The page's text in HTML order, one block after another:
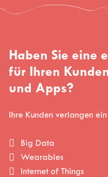
Haben Sie eine
für Ihren
und Apps?
Ihre Kunden verlangen
Big Data
Wearables
Internet of Things